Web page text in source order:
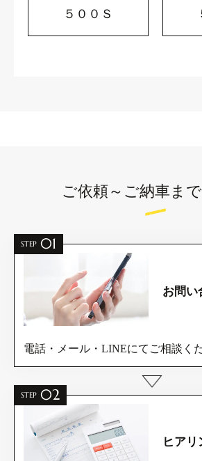
５００Ｓ
ご依頼～ご納車ま
STEP 01
お問い
電話・メール・LINEにてご相談く
STEP 02
ヒアリ